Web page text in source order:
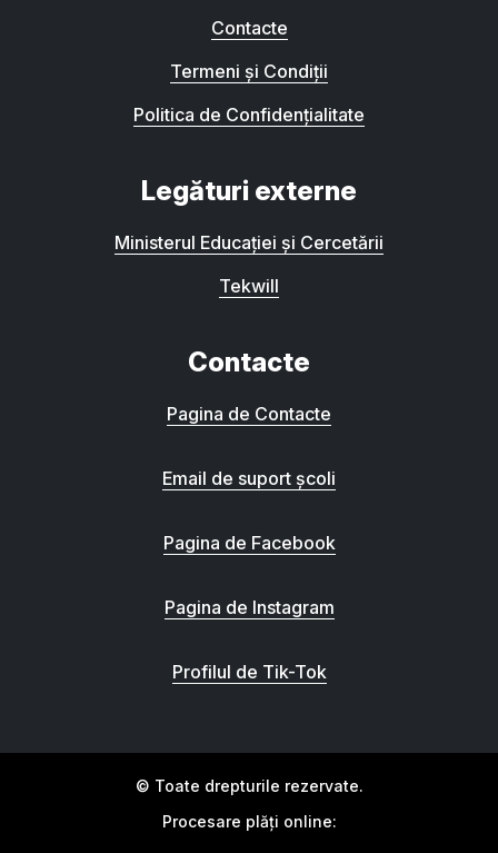
Contacte
Termeni și Condiții
Politica de Confidențialitate
Legături externe
Ministerul Educației și Cercetării
Tekwill
Contacte
Pagina de Contacte
Email de suport școli
Pagina de Facebook
Pagina de Instagram
Profilul de Tik-Tok
© Toate drepturile rezervate.
Procesare plăți online: